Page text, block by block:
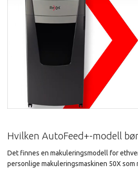
Hvilken AutoFeed+-modell
Det finnes en makuleringsmodell for
personlige makuleringsmaskinen 50X som